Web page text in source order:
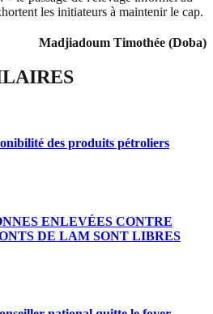
les initiateurs à maintenir le cap.
Madjiadoum Timothée (Doba)
des produits pétroliers
ENLEVÉES CONTRE
DE LAM SONT LIBRES